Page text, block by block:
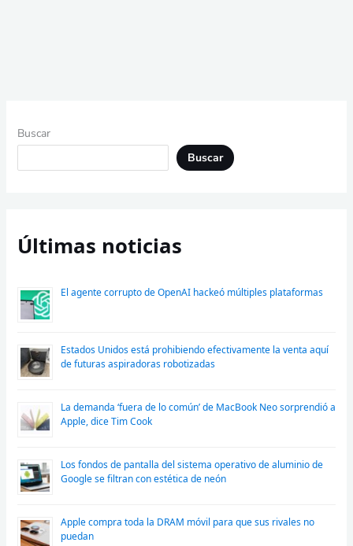
Buscar
Buscar
Últimas noticias
El agente corrupto de OpenAI hackeó múltiples plataformas
Estados Unidos está prohibiendo efectivamente la venta aquí
de futuras aspiradoras robotizadas
La demanda ‘fuera de lo común’ de MacBook Neo sorprendió a
Apple, dice Tim Cook
Los fondos de pantalla del sistema operativo de aluminio de
Google se filtran con estética de neón
Apple compra toda la DRAM móvil para que sus rivales no
puedan